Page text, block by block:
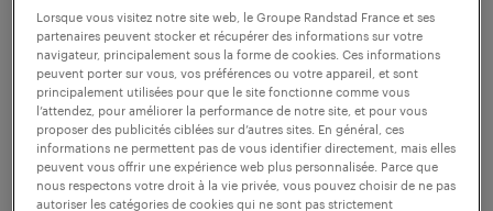
1
salaire moyen au poste de
Lorsque vous visitez notre site web, le Groupe Randstad France et ses
partenaires peuvent stocker et récupérer des informations sur votre
navigateur, principalement sous la forme de cookies. Ces informations
peuvent porter sur vous, vos préférences ou votre appareil, et sont
principalement utilisées pour que le site fonctionne comme vous
l’attendez, pour améliorer la performance de notre site, et pour vous
proposer des publicités ciblées sur d’autres sites. En général, ces
informations ne permettent pas de vous identifier directement, mais elles
peuvent vous offrir une expérience web plus personnalisée. Parce que
nous respectons votre droit à la vie privée, vous pouvez choisir de ne pas
autoriser les catégories de cookies qui ne sont pas strictement